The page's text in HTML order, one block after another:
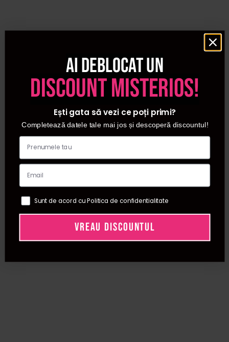
Ai deblocat un
discount misterios!
Ești gata să vezi ce poți primi?
Completează datele tale mai jos și descoperă discountul!
Sunt de acord cu Politica de confidentialitate
VREAU DISCOUNTUL